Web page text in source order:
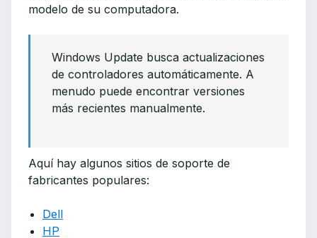
modelo de su computadora.
Windows Update busca actualizaciones
de controladores automáticamente. A
menudo puede encontrar versiones
más recientes manualmente.
Aquí hay algunos sitios de soporte de
fabricantes populares:
Dell
HP